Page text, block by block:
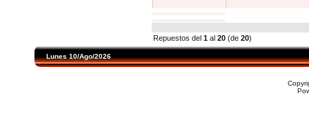
Repuestos del 1 al 20 (de 20)
Lunes 10/Ago/2026